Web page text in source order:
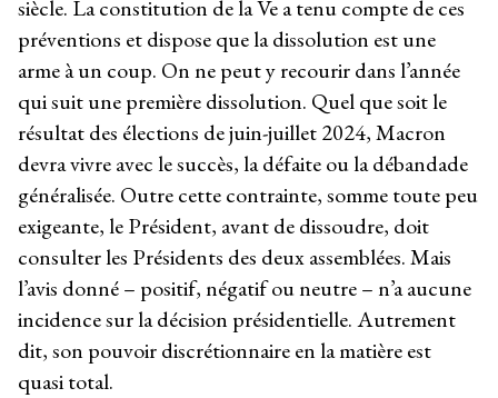
siècle. La constitution de la Ve a tenu compte de ces
préventions et dispose que la dissolution est une
arme à un coup. On ne peut y recourir dans l’année
qui suit une première dissolution. Quel que soit le
résultat des élections de juin-juillet 2024, Macron
devra vivre avec le succès, la défaite ou la débandade
généralisée. Outre cette contrainte, somme toute peu
exigeante, le Président, avant de dissoudre, doit
consulter les Présidents des deux assemblées. Mais
l’avis donné – positif, négatif ou neutre – n’a aucune
incidence sur la décision présidentielle. Autrement
dit, son pouvoir discrétionnaire en la matière est
quasi total.